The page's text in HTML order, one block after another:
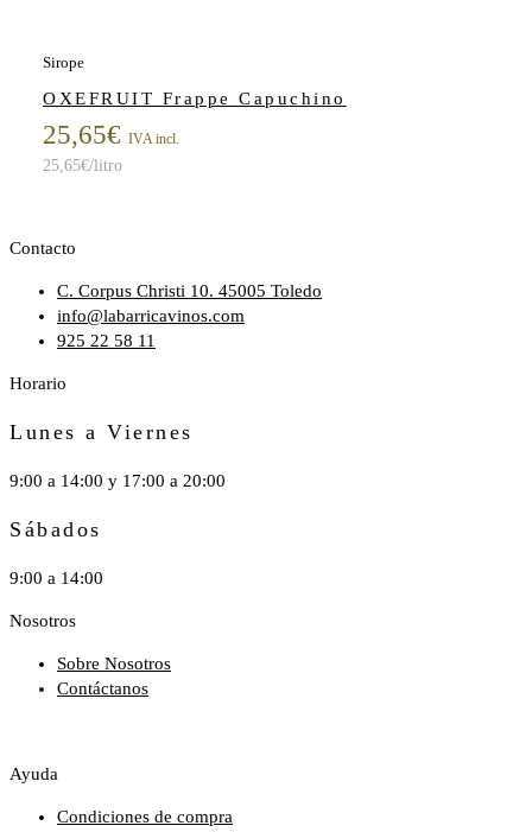
Sirope
OXEFRUIT Frappe Capuchino
25,65€ IVA incl.
25,65€/litro
Contacto
C. Corpus Christi 10. 45005 Toledo
info@labarricavinos.com
925 22 58 11
Horario
Lunes a Viernes
9:00 a 14:00 y 17:00 a 20:00
Sábados
9:00 a 14:00
Nosotros
Sobre Nosotros
Contáctanos
Ayuda
Condiciones de compra